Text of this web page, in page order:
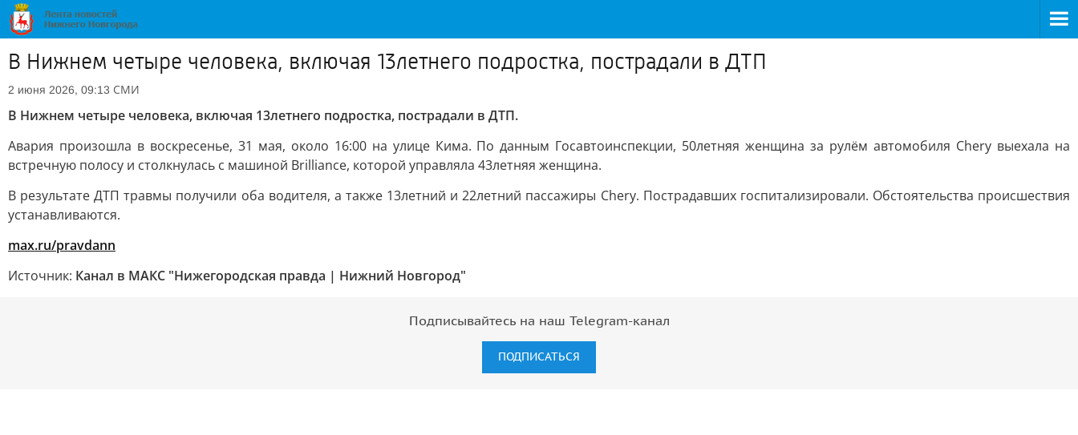
В Нижнем четыре человека, включая 13летнего подростка, пострадали в ДТП
2 июня 2026, 09:13 СМИ
В Нижнем четыре человека, включая 13летнего подростка, пострадали в ДТП.
Авария произошла в воскресенье, 31 мая, около 16:00 на улице Кима. По данным Госавтоинспекции, 50летняя женщина за рулём автомобиля Chery выехала на
встречную полосу и столкнулась с машиной Brilliance, которой управляла 43летняя женщина.
В результате ДТП травмы получили оба водителя, а также 13летний и 22летний пассажиры Chery. Пострадавших госпитализировали. Обстоятельства происшествия
устанавливаются.
max.ru/pravdann
Источник: Канал в МАКС "Нижегородская правда | Нижний Новгород"
Подписывайтесь на наш Telegram-канал
ПОДПИСАТЬСЯ